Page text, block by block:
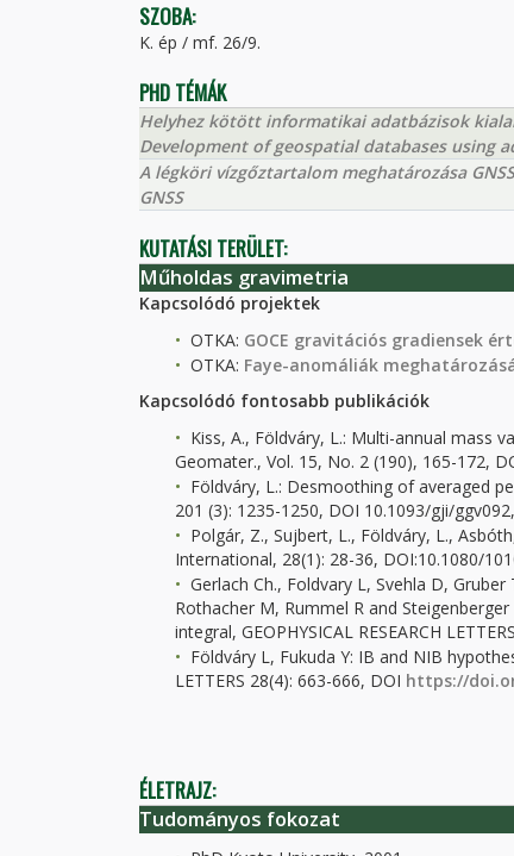
SZOBA:
K. ép / mf. 26/9.
PHD TÉMÁK
Helyhez kötött informatikai adatbázisok
Development of geospatial databases using
A légköri vízgőztartalom meghatározása
GNSS
KUTATÁSI TERÜLET:
Műholdas gravimetria
Kapcsolódó projektek
OTKA: GOCE gravitációs gradiensek
OTKA: Faye-anomáliák
Kapcsolódó fontosabb publikációk
Kiss, A., Földváry, L.: Multi-annual mass
Geomater., Vol. 15, No. 2 (190), 165-172,
Földváry, L.: Desmoothing of averaged
201 (3): 1235-1250, DOI 10.1093/gji/
Polgár, Z., Sujbert, L., Földváry, L.,
International, 28(1): 28-36, DOI:10.1080/
Gerlach Ch., Foldvary L, Svehla D,
Rothacher M, Rummel R and
integral, GEOPHYSICAL RESEARCH
Földváry L, Fukuda Y: IB and NIB
LETTERS 28(4): 663-666, DOI https://
ÉLETRAJZ:
Tudományos fokozat